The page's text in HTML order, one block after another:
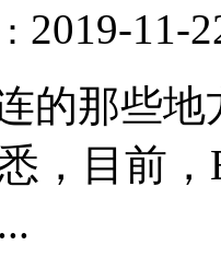
2019-11-
的那些
，目前